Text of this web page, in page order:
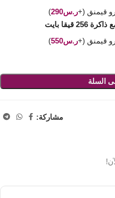
قيمنق (+ر.س290
)
قيمنق (+ر.س550
)
السلة
مشاركة: